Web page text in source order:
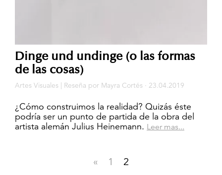
Dinge und undinge (o las formas
de las cosas)
Artes Visuales | Reseña por Mayra Cortés · 23.04.2019
¿Cómo construimos la realidad? Quizás éste
podría ser un punto de partida de la obra del
artista alemán Julius Heinemann. Leer mas...
« 1 2